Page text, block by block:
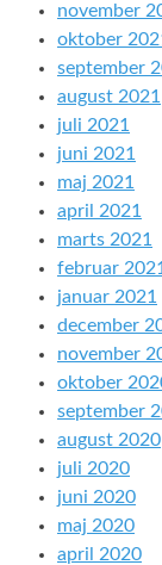
november
oktober
september
august 2021
juli 2021
juni 2021
maj 2021
april 2021
marts 2021
februar 2021
januar 2021
december
november
oktober
september
august 2020
juli 2020
juni 2020
maj 2020
april 2020